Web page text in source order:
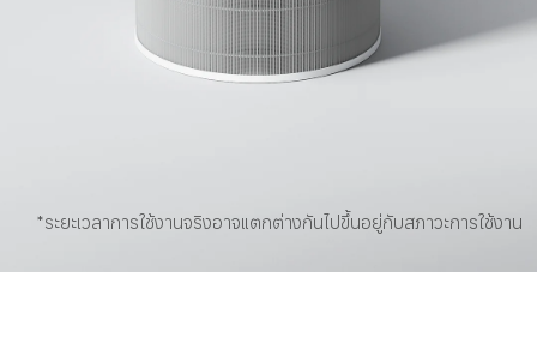
*ระยะเวลาการใช้งานจริงอาจแตกต่างกันไปขึ้นอยู่กับสภาวะการใช้งาน